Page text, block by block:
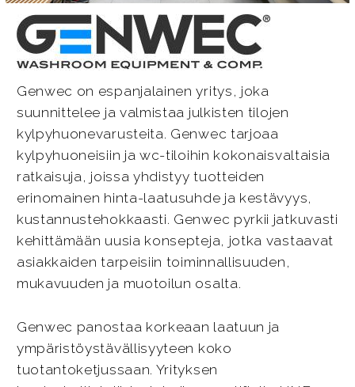
Genwec on espanjalainen yritys, joka
suunnittelee ja valmistaa julkisten tilojen
kylpyhuonevarusteita. Genwec tarjoaa
kylpyhuoneisiin ja wc-tiloihin kokonaisvaltaisia
ratkaisuja, joissa yhdistyy tuotteiden
erinomainen hinta-laatusuhde ja kestävyys,
kustannustehokkaasti. Genwec pyrkii jatkuvasti
kehittämään uusia konsepteja, jotka vastaavat
asiakkaiden tarpeisiin toiminnallisuuden,
mukavuuden ja muotoilun osalta.
Genwec panostaa korkeaan laatuun ja
ympäristöystävällisyyteen koko
tuotantoketjussaan. Yrityksen